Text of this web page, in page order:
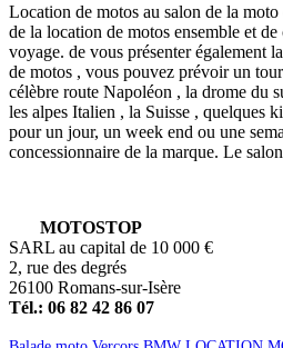
Location de motos au salon de la
de la location de motos ensemble et
voyage. de vous présenter également
de motos , vous pouvez prévoir un
célèbre route Napoléon , la drome du
les alpes Italien , la Suisse , quelques
pour un jour, un week end ou une
concessionnaire de la marque. Le
MOTOSTOP
SARL au capital de 10 000 €
2, rue des degrés
26100 Romans-sur-Isère
Tél.: 06 82 42 86 07